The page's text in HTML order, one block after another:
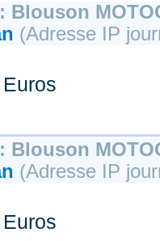
Blouson
(Adresse IP
Blouson
(Adresse IP